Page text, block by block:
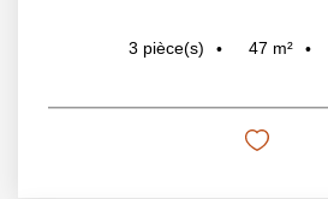
3 pièce(s) 47 m²